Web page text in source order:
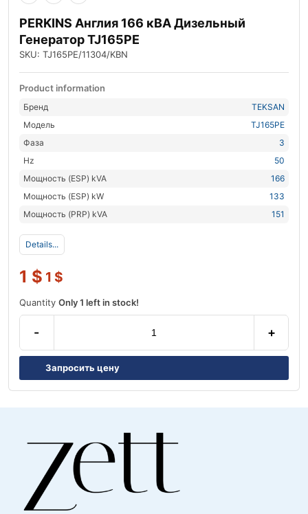
PERKINS Англия 166 кВА Дизельный
Генератор TJ165PE
SKU: TJ165PE/11304/KBN
Product information
Бренд
TEKSAN
Модель
TJ165PE
Фаза
3
Hz
50
Мощность (ESP) kVA
166
Мощность (ESP) kW
133
Мощность (PRP) kVA
151
Details...
1 $ 1 $
Quantity Only 1 left in stock!
- +
Запросить цену